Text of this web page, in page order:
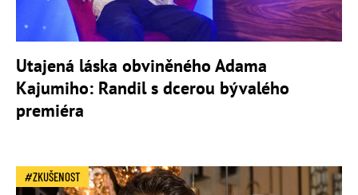
Utajená láska obviněného Adama
Kajumiho: Randil s dcerou bývalého
premiéra
ZKUŠENOST